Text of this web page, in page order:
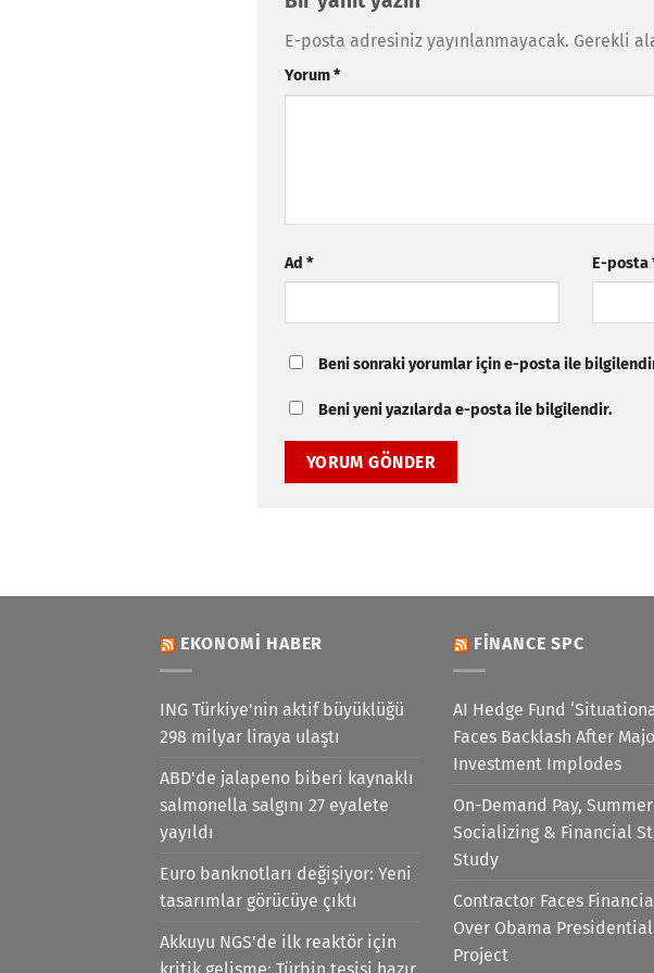
E-posta adresiniz yayınlanmayacak. Gerekli
Yorum*
Ad * E-posta
Beni sonraki yorumlar için e-posta ile
Beni yeni yazılarda e-posta ile bilgilendir.
EKONOMI HABER
ING Türkiye'nin aktif büyüklüğü
298 milyar liraya ulaştı
ABD'de jalapeno biberi kaynaklı
salmonella salgını 27 eyalete
yayıldı
Euro banknotları değişiyor: Yeni
tasarımlar görücüye çıktı
Akkuyu NGS'de ilk reaktör için
kritik gelişme: Türbin tesisi hazır
FINANCE SPC
AI Hedge Fund
Faces Backlash After
Investment Implodes
On-Demand Pay, Summer
Socializing & Financial
Study
Contractor Faces
Over Obama
Project